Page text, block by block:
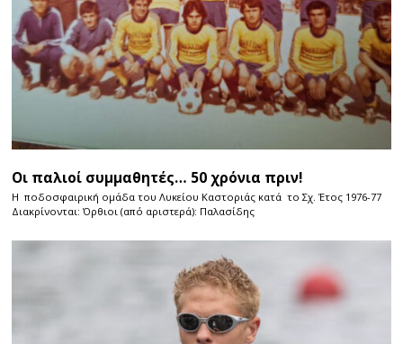
Οι παλιοί συμμαθητές… 50 χρόνια πριν!
Η ποδοσφαιρική ομάδα του Λυκείου Καστοριάς κατά το Σχ. Έτος 1976-77
Διακρίνονται: Όρθιοι (από αριστερά): Παλασίδης